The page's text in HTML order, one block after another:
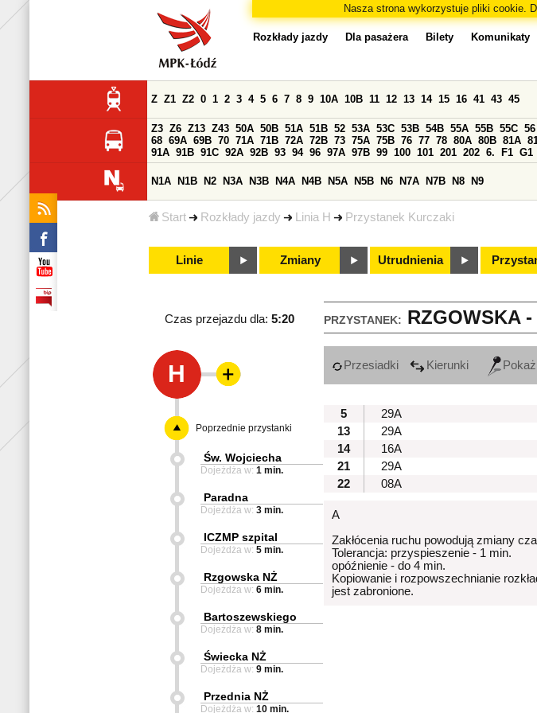
Nasza strona wykorzystuje pliki cookie.
Start Rozkłady jazdy Linia H Przystanek Kurczaki
Rozkłady jazdy Dla pasażera Bilety Komunikaty
Z Z1 Z2 0 1 2 3 4 5 6 7 8 9 10A 10B 11 12 13 14 15 16 41 43 45
Z3 Z6 Z13 Z43 50A 50B 51A 51B 52 53A 53C 53B 54B 55A 55B 55C 56
68 69A 69B 70 71A 71B 72A 72B 73 75A 75B 76 77 78 80A 80B 81A
91A 91B 91C 92A 92B 93 94 96 97A 97B 99 100 101 201 202 6. F1 G1
N1A N1B N2 N3A N3B N4A N4B N5A N5B N6 N7A N7B N8 N9
Linie Zmiany Utrudnienia
PRZYSTANEK: RZGOWSKA
Czas przejazdu dla: 5:20
H Przesiadki Kierunki
5
29A
13
29A
14
16A
21
29A
22
08A
A
Zakłócenia ruchu powodują zmiany
Tolerancja: przyspieszenie - 1 min.
opóźnienie - do 4 min.
Kopiowanie i rozpowszechnianie
jest zabronione.
Poprzednie przystanki
Św. Wojciecha
Dojeżdża w: 1 min.
Paradna
Dojeżdża w: 3 min.
ICZMP szpital
Dojeżdża w: 5 min.
Rzgowska NŻ
Dojeżdża w: 6 min.
Bartoszewskiego
Dojeżdża w: 8 min.
Świecka NŻ
Dojeżdża w: 9 min.
Przednia NŻ
Dojeżdża w: 10 min.